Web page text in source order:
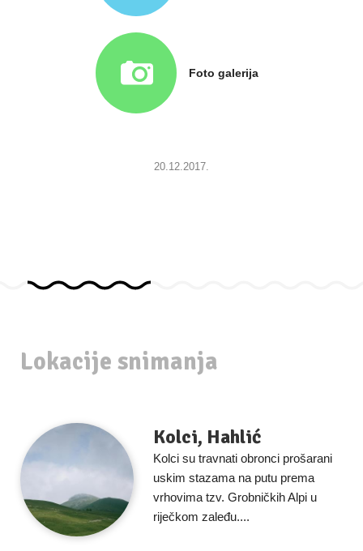
Foto galerija
20.12.2017.
Lokacije snimanja
Kolci, Hahlić
Kolci su travnati obronci prošarani
uskim stazama na putu prema
vrhovima tzv. Grobničkih Alpi u
riječkom zaleđu....